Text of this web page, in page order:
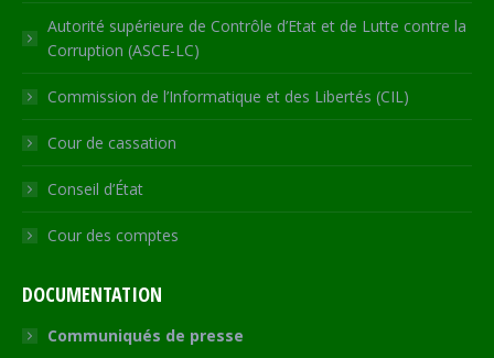
Autorité supérieure de Contrôle d’Etat et de Lutte contre la
Corruption (ASCE-LC)
Commission de l’Informatique et des Libertés (CIL)
Cour de cassation
Conseil d’État
Cour des comptes
DOCUMENTATION
Communiqués de presse